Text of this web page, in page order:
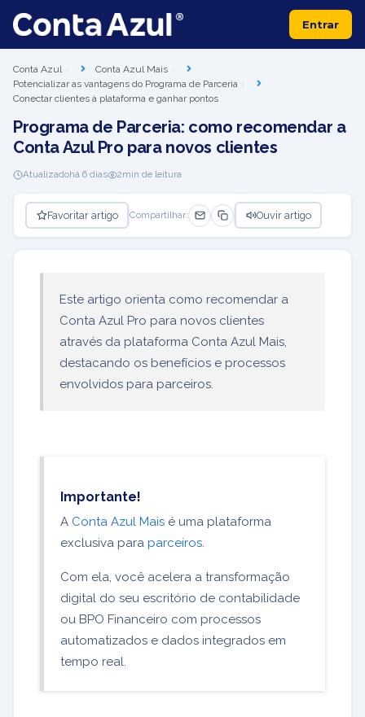
Entrar
Conta Azul
Conta Azul Mais
Potencializar as vantagens do Programa de Parceria
Conectar clientes à plataforma e ganhar pontos
Programa de Parceria: como recomendar a
Conta Azul Pro para novos clientes
Atualizadohá 6 dias 2min de leitura
Favoritar artigo Compartilhar: Ouvir artigo
Este artigo orienta como recomendar a
Conta Azul Pro para novos clientes
através da plataforma Conta Azul Mais,
destacando os benefícios e processos
envolvidos para parceiros.
Importante!
A Conta Azul Mais é uma plataforma
exclusiva para parceiros.
Com ela, você acelera a transformação
digital do seu escritório de contabilidade
ou BPO Financeiro com processos
automatizados e dados integrados em
tempo real.